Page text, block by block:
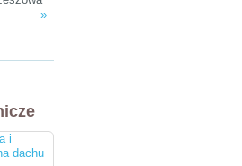
już
a teraz
do
razem
»
i
dachu